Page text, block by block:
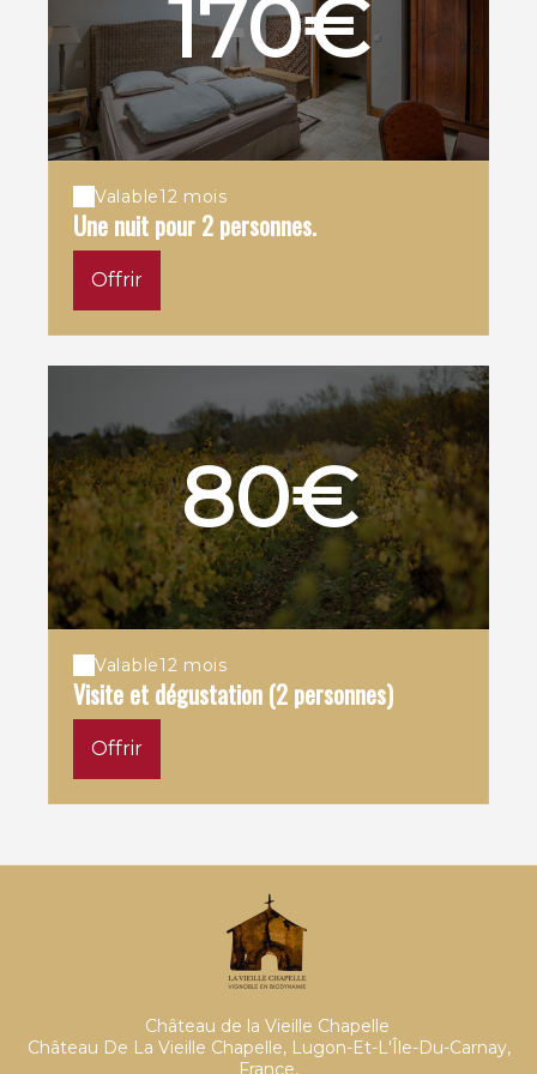
170€
Valable12 mois
Une nuit pour 2 personnes.
Offrir
80€
Valable12 mois
Visite et dégustation (2 personnes)
Offrir
Château de la Vieille Chapelle
Château De La Vieille Chapelle, Lugon-Et-L'Île-Du-Carnay,
France,